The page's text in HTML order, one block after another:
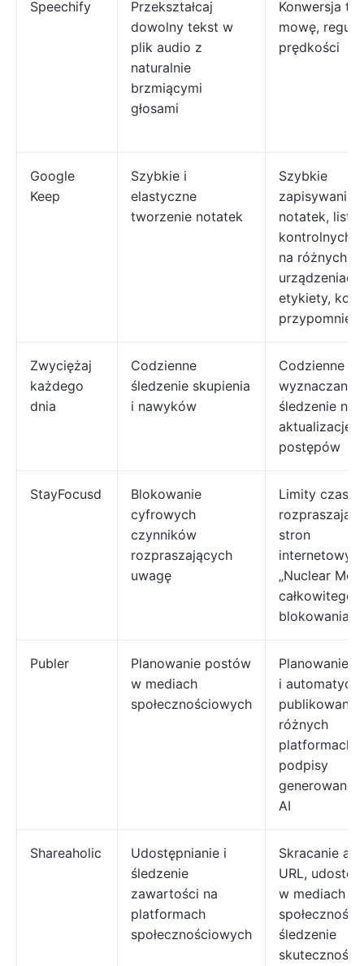
Speechify
Przekształcaj
dowolny tekst w
plik audio z
naturalnie
brzmiącymi
głosami
Konwersja
mowę,
prędkości
Google
Keep
Szybkie i
elastyczne
tworzenie notatek
Szybkie
zapisywanie
notatek, list
kontrolnych i
na różnych
urządzeniach,
etykiety,
Zwyciężaj
każdego
dnia
Codzienne
śledzenie skupienia
i nawyków
Codzienne
wyznaczanie
śledzenie
aktualizacje
postępów
StayFocusd
Blokowanie
cyfrowych
czynników
rozpraszających
uwagę
Limity
stron
„Nuclear
całkowitego
blokowania
Publer
Planowanie postów
w mediach
społecznościowych
Planowanie
i
publikowanie
różnych
platformach,
podpisy
generowane
AI
Shareaholic
Udostępnianie i
śledzenie
zawartości na
platformach
społecznościowych
Skracanie
URL,
w mediach
śledzenie
skuteczności